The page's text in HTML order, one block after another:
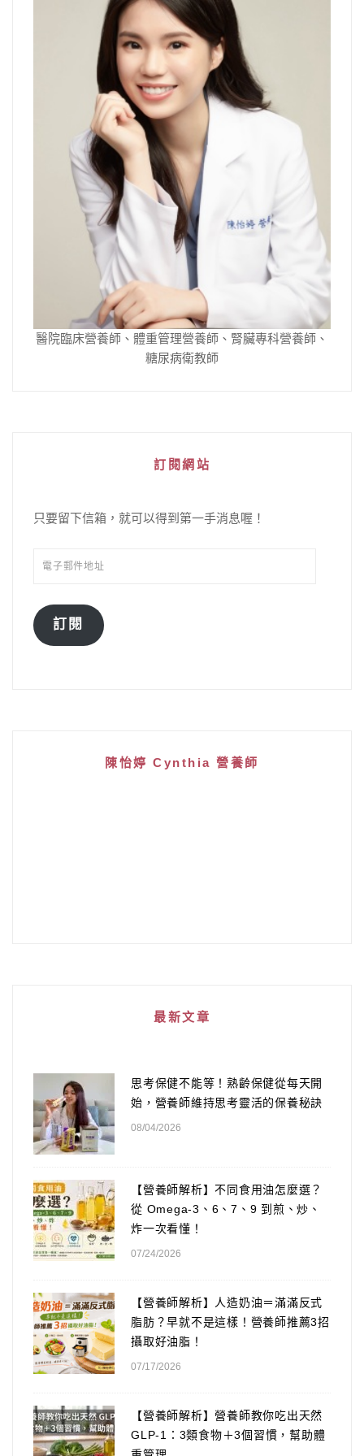
醫院臨床營養師、體重管理營養師、腎臟專科營養師、
糖尿病衛教師
訂閱網站
只要留下信箱，就可以得到第一手消息喔！
訂閱
陳怡婷 Cynthia 營養師
最新文章
思考保健不能等！熟齡保健從每天開
始，營養師維持思考靈活的保養秘訣
08/04/2026
【營養師解析】不同食用油怎麼選？
從 Omega-3、6、7、9 到煎、炒、
炸一次看懂！
07/24/2026
【營養師解析】人造奶油＝滿滿反式
脂肪？早就不是這樣！營養師推薦3招
攝取好油脂！
07/17/2026
【營養師解析】營養師教你吃出天然
GLP-1：3類食物＋3個習慣，幫助體